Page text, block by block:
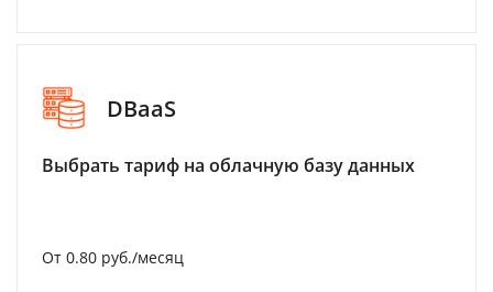
DBaaS
Выбрать тариф на облачную базу данных
От 0.80 руб./месяц